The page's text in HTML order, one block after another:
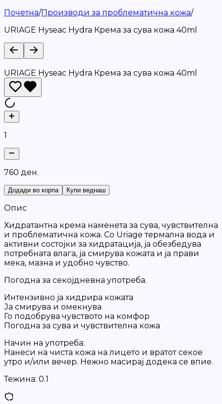
Почетна/Производи за проблематична кожа/
URIAGE Hyseac Hydra Крема за сува кожа 40ml
URIAGE Hyseac Hydra Крема за сува кожа 40ml
1
760 ден.
Додади во корпа Купи веднаш
Опис
Хидратантна крема наменета за сува, чувствителна
и проблематична кожа. Со Uriage термална вода и
активни состојки за хидратација, ја обезбедува
потребната влага, ја смирува кожата и ја прави
мека, мазна и удобно чувство.
Погодна за секојдневна употреба.
Интензивно ја хидрира кожата
Ја смирува и омекнува
Го подобрува чувството на комфор
Погодна за сува и чувствителна кожа
Начин на употреба:
Нанеси на чиста кожа на лицето и вратот секое
утро и/или вечер. Нежно масирај додека се впие.
Тежина: 0.1